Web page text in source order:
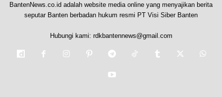
BantenNews.co.id adalah website media online yang menyajikan berita
seputar Banten berbadan hukum resmi PT Visi Siber Banten
Hubungi kami: rdkbantennews@gmail.com